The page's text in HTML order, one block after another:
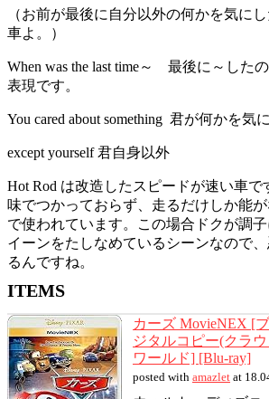
（お前が最後に自分以外の何かを気に
車よ。）
When was the last time～ 最後に～した
表現です。
You cared about something 君が何かを気
except yourself 君自身以外
Hot Rod は改造したスピードが速い車
味でつかっておらず、走るだけしか能
で使われています。この場合ドクが調
イーンをたしなめているシーンなので
るんですね。
ITEMS
カーズ MovieNEX [
ジタルコピー(クラ
ワールド] [Blu-ray]
posted with amazlet at